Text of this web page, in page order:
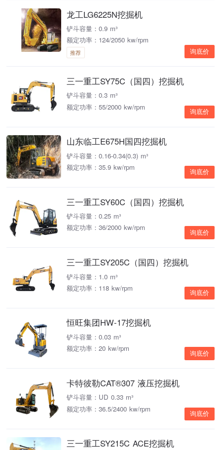
龙工LG6225N挖掘机
铲斗容量：0.9 m³
额定功率：124/2050 kw/rpm
推荐 询底价
三一重工SY75C（国四）挖掘机
铲斗容量：0.3 m³
额定功率：55/2000 kw/rpm
询底价
山东临工E675H国四挖掘机
铲斗容量：0.16-0.34(0.3) m³
额定功率：35.9 kw/rpm
询底价
三一重工SY60C（国四）挖掘机
铲斗容量：0.25 m³
额定功率：36/2000 kw/rpm
询底价
三一重工SY205C（国四）挖掘机
铲斗容量：1.0 m³
额定功率：118 kw/rpm
询底价
恒旺集团HW-17挖掘机
铲斗容量：0.03 m³
额定功率：20 kw/rpm
询底价
卡特彼勒CAT®307 液压挖掘机
铲斗容量：UD 0.33 m³
额定功率：36.5/2400 kw/rpm
询底价
三一重工SY215C ACE挖掘机